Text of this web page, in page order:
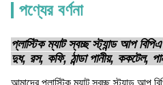
পণ্যের বর্ণনা
প্লাস্টিক ম্যাট স্বচ্ছ স্ট্যান্ড আপ
দুধ, রস, কফি, ঠান্ডা পানীয়, ককটেল,
আমাদের প্লাস্টিক ম্যাট স্বচ্ছ স্ট্যান্ড আপ